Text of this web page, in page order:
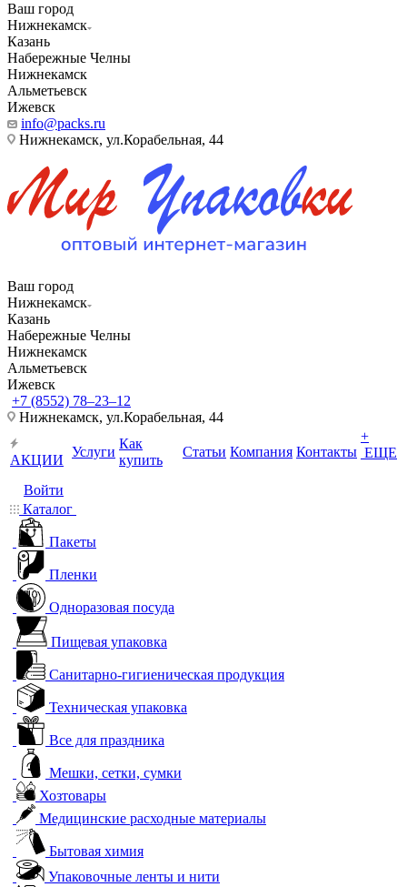
Ваш город
Нижнекамск
Казань
Набережные Челны
Нижнекамск
Альметьевск
Ижевск
info@packs.ru
Нижнекамск, ​ул.Корабельная, 44
Ваш город
Нижнекамск
Казань
Набережные Челны
Нижнекамск
Альметьевск
Ижевск
+7 (8552) 78‒23‒12
Нижнекамск, ​ул.Корабельная, 44
АКЦИИ
Услуги
Как
купить
Статьи Компания Контакты
+
ЕЩЕ
Войти
Каталог
Пакеты
Пленки
Одноразовая посуда
Пищевая упаковка
Санитарно-гигиеническая продукция
Техническая упаковка
Все для праздника
Мешки, сетки, сумки
Хозтовары
Медицинские расходные материалы
Бытовая химия
Упаковочные ленты и нити